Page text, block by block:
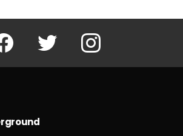
Facebook Twitter Instagram